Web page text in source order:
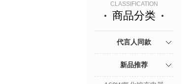
CLASSIFICATION
商品分类
代言人同款
新品推荐